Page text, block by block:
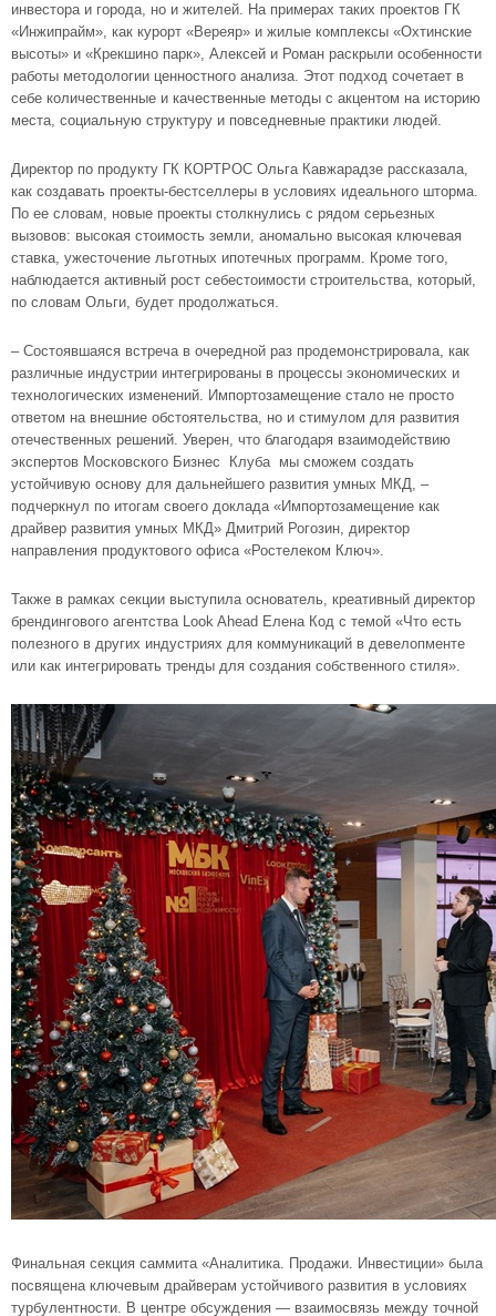
инвестора и города, но и жителей. На примерах таких проектов ГК
«Инжипрайм», как курорт «Вереяр» и жилые комплексы «Охтинские
высоты» и «Крекшино парк», Алексей и Роман раскрыли особенности
работы методологии ценностного анализа. Этот подход сочетает в
себе количественные и качественные методы с акцентом на историю
места, социальную структуру и повседневные практики людей.
Директор по продукту ГК КОРТРОС Ольга Кавжарадзе рассказала,
как создавать проекты-бестселлеры в условиях идеального шторма.
По ее словам, новые проекты столкнулись с рядом серьезных
вызовов: высокая стоимость земли, аномально высокая ключевая
ставка, ужесточение льготных ипотечных программ. Кроме того,
наблюдается активный рост себестоимости строительства, который,
по словам Ольги, будет продолжаться.
– Состоявшаяся встреча в очередной раз продемонстрировала, как
различные индустрии интегрированы в процессы экономических и
технологических изменений. Импортозамещение стало не просто
ответом на внешние обстоятельства, но и стимулом для развития
отечественных решений. Уверен, что благодаря взаимодействию
экспертов Московского Бизнес Клуба мы сможем создать
устойчивую основу для дальнейшего развития умных МКД, –
подчеркнул по итогам своего доклада «Импортозамещение как
драйвер развития умных МКД» Дмитрий Рогозин, директор
направления продуктового офиса «Ростелеком Ключ».
Также в рамках секции выступила основатель, креативный директор
брендингового агентства Look Ahead Елена Код с темой «Что есть
полезного в других индустриях для коммуникаций в девелопменте
или как интегрировать тренды для создания собственного стиля».
Финальная секция саммита «Аналитика. Продажи. Инвестиции» была
посвящена ключевым драйверам устойчивого развития в условиях
турбулентности. В центре обсуждения — взаимосвязь между точной